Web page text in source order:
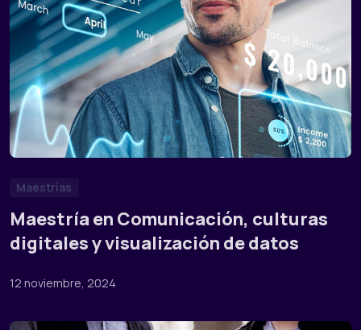
Maestrías
Maestría en Comunicación, culturas
digitales y visualización de datos
12 noviembre, 2024